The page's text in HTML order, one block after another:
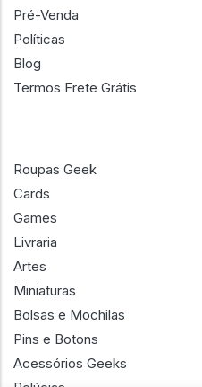
Pré-Venda
Políticas
Blog
Termos Frete Grátis
Roupas Geek
Cards
Games
Livraria
Artes
Miniaturas
Bolsas e Mochilas
Pins e Botons
Acessórios Geeks